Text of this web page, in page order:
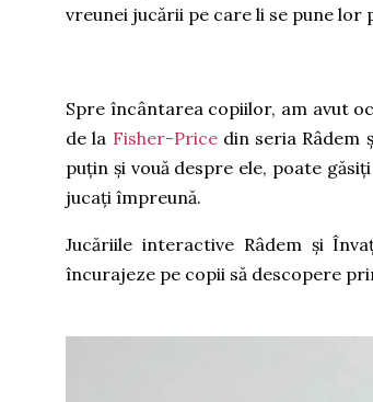
vreunei jucării pe care li se pune lor
Spre încântarea copiilor, am avut
de la Fisher-Pricedin seria Râdem
puțin și vouă despre ele, poate
jucați împreună.
Jucăriile interactive Râdem și
încurajeze pe copii să descopere